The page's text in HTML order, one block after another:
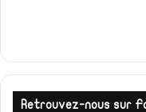
Retrouvez-nous sur